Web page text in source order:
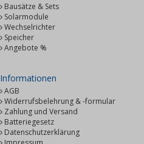
Bausätze & Sets
Solarmodule
Wechselrichter
Speicher
Angebote %
Informationen
AGB
Widerrufsbelehrung & -formular
Zahlung und Versand
Batteriegesetz
Datenschutzerklärung